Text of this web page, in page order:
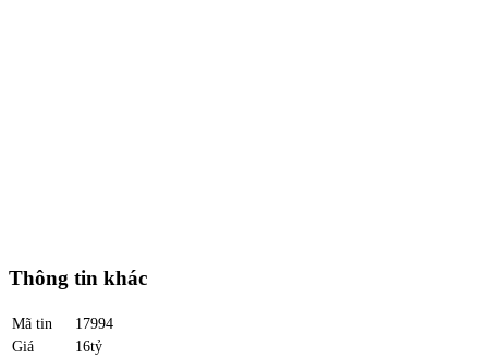
Thông tin khác
Mã tin
17994
Giá
16tỷ